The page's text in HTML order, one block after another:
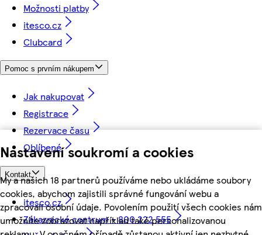
Nastavení soukromí a cookies
My a našich 18 partnerů používáme nebo ukládáme soubory
cookies, abychom zajistili správné fungování webu a
zpracovali osobní údaje. Povolením použití všech cookies nám
umožníte zobrazovat například také personalizovanou
Možnosti platby
itesco.cz
Clubcard
Pomoc s prvním nákupem
Jak nakupovat
Registrace
Rezervace času
Oblíbené
Kontakt
itesco.cz
Zákaznické centrum - 800 222 555